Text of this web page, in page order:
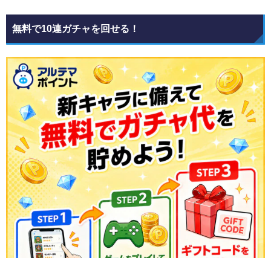
無料で10連ガチャを回せる！